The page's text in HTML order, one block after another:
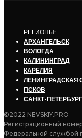
РЕГИОНЫ:
АРХАНГЕЛЬСК
ВОЛОГДА
КАЛИНИНГРАД
КАРЕЛИЯ
ЛЕНИНГРАДСКАЯ
ПСКОВ
САНКТ-ПЕТЕРБУРГ
©2022 NEVSKIY.PRO
Регистрационный
Федеральной службой